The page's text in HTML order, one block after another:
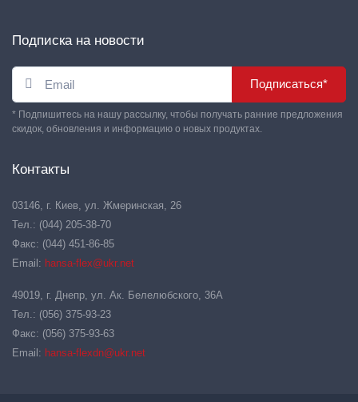
Подписка на новости
Подписаться*
* Подпишитесь на нашу рассылку, чтобы получать ранние предложения
скидок, обновления и информацию о новых продуктах.
Контакты
03146, г. Киев, ул. Жмеринская, 26
Тел.: (044) 205-38-70
Факс: (044) 451-86-85
Email: hansa-flex@ukr.net
49019, г. Днепр, ул. Ак. Белелюбского, 36А
Тел.: (056) 375-93-23
Факс: (056) 375-93-63
Email: hansa-flexdn@ukr.net